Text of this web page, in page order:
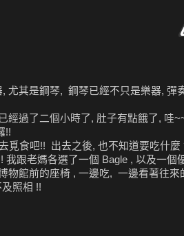
尤其是鋼琴, 鋼琴已經不只是樂器,
經過了二個小時了, 肚子有點餓了,
!!
覓食吧!! 出去之後, 也不知道要吃什
跟老媽各選了一個 Bagle , 以及一
物館前的座椅 , 一邊吃, 一邊看著往
照相 !!